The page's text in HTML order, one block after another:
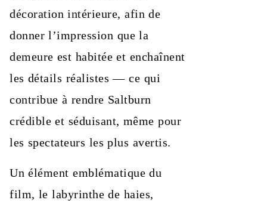
décoration intérieure, afin de
donner l’impression que la
demeure est habitée et enchaînent
les détails réalistes — ce qui
contribue à rendre Saltburn
crédible et séduisant, même pour
les spectateurs les plus avertis.
Un élément emblématique du
film, le labyrinthe de haies,